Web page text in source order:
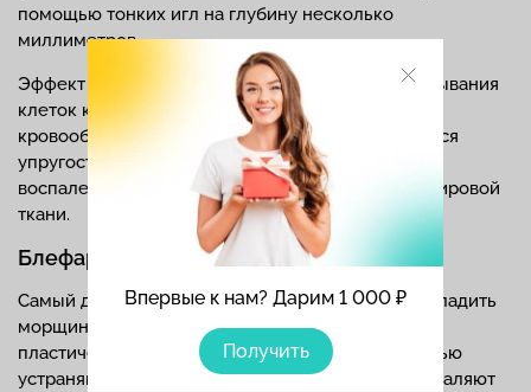
Впервые к нам? Дарим 1 000 ₽
Получить
помощью тонких игл на глубину несколько
миллиметров.
Эффект мезотерапии достигается путем подпитывания
клеток кожи, активации их метаболизма и
кровообращения. Кроме омоложения повышается
упругость кожи, увлажненность, прекращается
воспаление при наличии, уменьшается объем жировой
ткани.
Блефаропластика
Самый действенный способ, чтобы надолго разгладить
морщины под глазами — блефаропластика. Это
пластическая операция, в ходе которой полностью
устраняют возрастные изменения вокруг глаз, удаляют